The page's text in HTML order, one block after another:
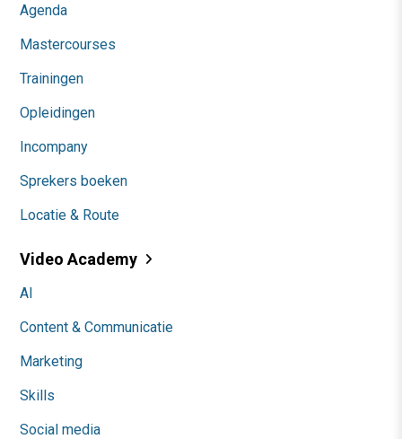
Agenda
Mastercourses
Trainingen
Opleidingen
Incompany
Sprekers boeken
Locatie & Route
Video Academy
AI
Content & Communicatie
Marketing
Skills
Social media